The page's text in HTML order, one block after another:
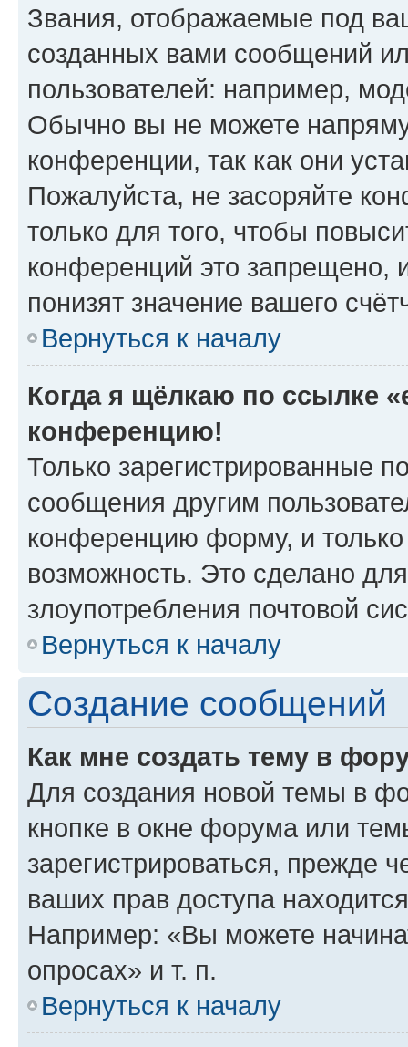
Звания, отображаемые под
созданных вами сообщений
пользователей: например,
Обычно вы не можете
конференции, так как они
Пожалуйста, не засоряйте
только для того, чтобы
конференций это запрещено,
понизят значение вашего
Вернуться к началу
Когда я щёлкаю по ссылке
конференцию!
Только зарегистрированные
сообщения другим
конференцию форму, и
возможность. Это сделано
злоупотребления почтовой
Вернуться к началу
Создание сообщений
Как мне создать тему в
Для создания новой темы в
кнопке в окне форума или
зарегистрироваться, прежде
ваших прав доступа
Например: «Вы можете
опросах» и т. п.
Вернуться к началу